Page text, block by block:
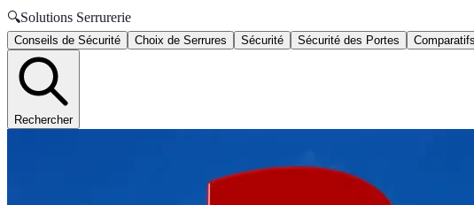
🔍Solutions Serrurerie
Conseils de Sécurité Choix de Serrures Sécurité Sécurité des Portes Comparatifs
Rechercher